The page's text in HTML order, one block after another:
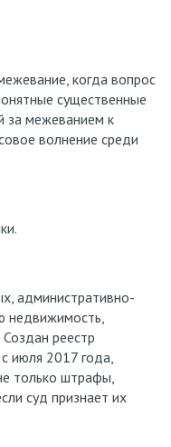
когда вопрос
существенные
за межеванием к
волнение среди
административно-
недвижимость,
реестр
июля 2017 года,
только штрафы,
суд признает их